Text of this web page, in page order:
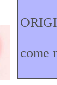
come